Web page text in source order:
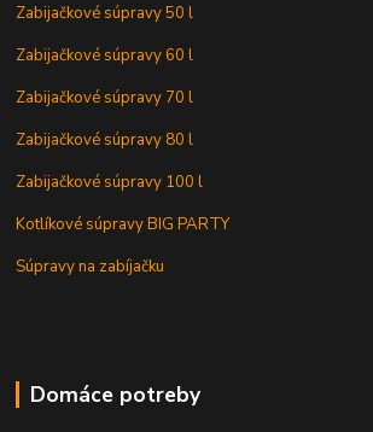
Zabijačkové súpravy 50 l
Zabijačkové súpravy 60 l
Zabijačkové súpravy 70 l
Zabijačkové súpravy 80 l
Zabijačkové súpravy 100 l
Kotlíkové súpravy BIG PARTY
Súpravy na zabíjačku
Domáce potreby